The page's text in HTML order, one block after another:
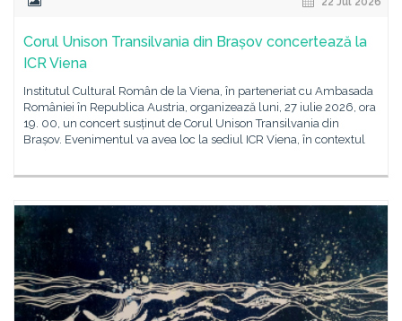
Corul Unison Transilvania din Brașov concertează la
ICR Viena
Institutul Cultural Român de la Viena, în parteneriat cu Ambasada
României în Republica Austria, organizează luni, 27 iulie 2026, ora
19. 00, un concert susținut de Corul Unison Transilvania din
Brașov. Evenimentul va avea loc la sediul ICR Viena, în contextul